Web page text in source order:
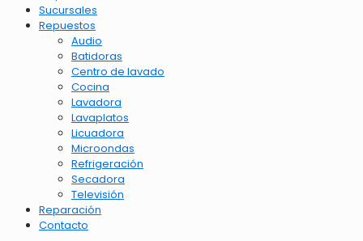
Sucursales
Repuestos
Audio
Batidoras
Centro de lavado
Cocina
Lavadora
Lavaplatos
Licuadora
Microondas
Refrigeración
Secadora
Televisión
Reparación
Contacto